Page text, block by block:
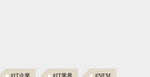
#IT企業 #IT業界 #NEM